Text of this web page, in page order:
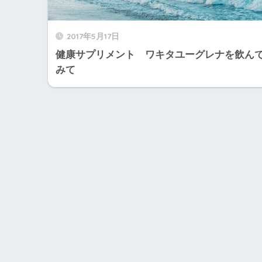
2017年5月17日
健康サプリメント ワキタユーグレナを飲ん
みて